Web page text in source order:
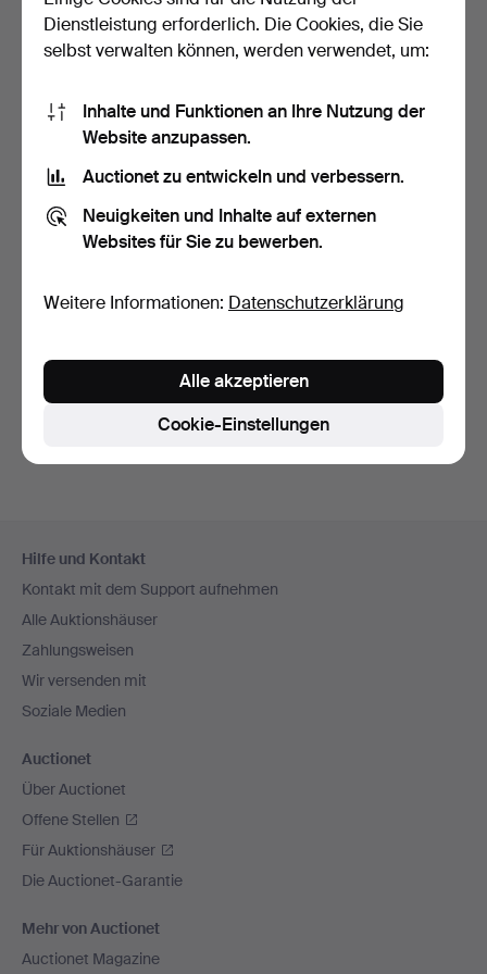
Bergboms, Italien,…
Korpus aus Opalglas, …
7 Tage
Sie können auch in
Beendete Auktionen aus unserem
Navigation
Hilfe und Kontakt
Kontakt mit dem Support aufnehmen
Alle Auktionshäuser
Zahlungsweisen
Wir versenden mit
Soziale Medien
Auctionet
Über Auctionet
Offene Stellen
Für Auktionshäuser
Die Auctionet-Garantie
Mehr von Auctionet
Auctionet Magazine
Dienstleistung erforderlich. Die Cookies, die Sie
selbst verwalten können, werden verwendet, um:
Inhalte und Funktionen an Ihre Nutzung der
Website anzupassen.
Auctionet zu entwickeln und verbessern.
Neuigkeiten und Inhalte auf externen
Websites für Sie zu bewerben.
Weitere Informationen: Datenschutzerklärung
Cookie-Einstellungen
Alle akzeptieren